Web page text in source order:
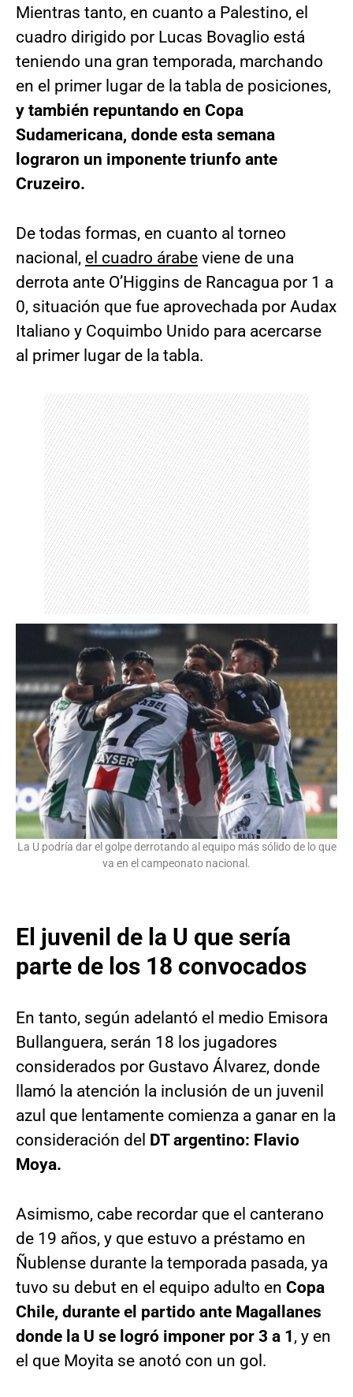
Mientras tanto, en cuanto a Palestino, el
cuadro dirigido por Lucas Bovaglio está
teniendo una gran temporada, marchando
en el primer lugar de la tabla de posiciones,
y también repuntando en Copa
Sudamericana, donde esta semana
lograron un imponente triunfo ante
Cruzeiro.
De todas formas, en cuanto al torneo
nacional, el cuadro árabe viene de una
derrota ante O’Higgins de Rancagua por 1 a
0, situación que fue aprovechada por Audax
Italiano y Coquimbo Unido para acercarse
al primer lugar de la tabla.
La U podría dar el golpe derrotando al equipo más sólido de lo que
va en el campeonato nacional.
El juvenil de la U que sería
parte de los 18 convocados
En tanto, según adelantó el medio Emisora
Bullanguera, serán 18 los jugadores
considerados por Gustavo Álvarez, donde
llamó la atención la inclusión de un juvenil
azul que lentamente comienza a ganar en la
consideración del DT argentino: Flavio
Moya.
Asimismo, cabe recordar que el canterano
de 19 años, y que estuvo a préstamo en
Ñublense durante la temporada pasada, ya
tuvo su debut en el equipo adulto en Copa
Chile, durante el partido ante Magallanes
donde la U se logró imponer por 3 a 1, y en
el que Moyita se anotó con un gol.